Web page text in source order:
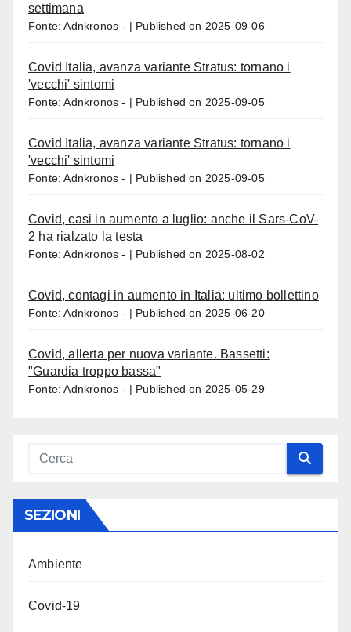
settimana
Fonte: Adnkronos - Published on 2025-09-06
Covid Italia, avanza variante Stratus: tornano i
'vecchi' sintomi
Fonte: Adnkronos - Published on 2025-09-05
Covid Italia, avanza variante Stratus: tornano i
'vecchi' sintomi
Fonte: Adnkronos - Published on 2025-09-05
Covid, casi in aumento a luglio: anche il Sars-CoV-
2 ha rialzato la testa
Fonte: Adnkronos - Published on 2025-08-02
Covid, contagi in aumento in Italia: ultimo bollettino
Fonte: Adnkronos - Published on 2025-06-20
Covid, allerta per nuova variante. Bassetti:
"Guardia troppo bassa"
Fonte: Adnkronos - Published on 2025-05-29
SEZIONI
Ambiente
Covid-19